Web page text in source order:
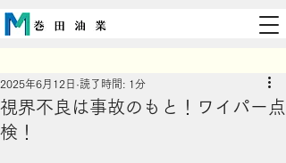
視界不良は事故のもと！ワイパー点
検！
2025年6月12日 読了時間: 1分